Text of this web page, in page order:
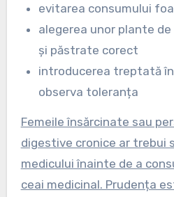
evitarea consumului
alegerea unor plante
și păstrate corect
introducerea treptată
observa toleranța
Femeile însărcinate sau
digestive cronice ar trebui
medicului înainte de a
ceai medicinal. Prudența